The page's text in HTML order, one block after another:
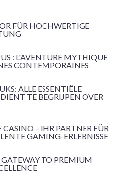
FÜR HOCHWERTIGE
: L'AVENTURE MYTHIQUE
CONTEMPORAINES
ALLE ESSENTIËLE
TE BEGRIJPEN OVER
– IHR PARTNER FÜR
GAMING-ERLEBNISSE
TO PREMIUM